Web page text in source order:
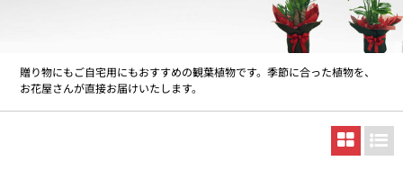
贈り物にもご自宅用にもおすすめの観葉植物です。季節に合った植物を、
お花屋さんが直接お届けいたします。